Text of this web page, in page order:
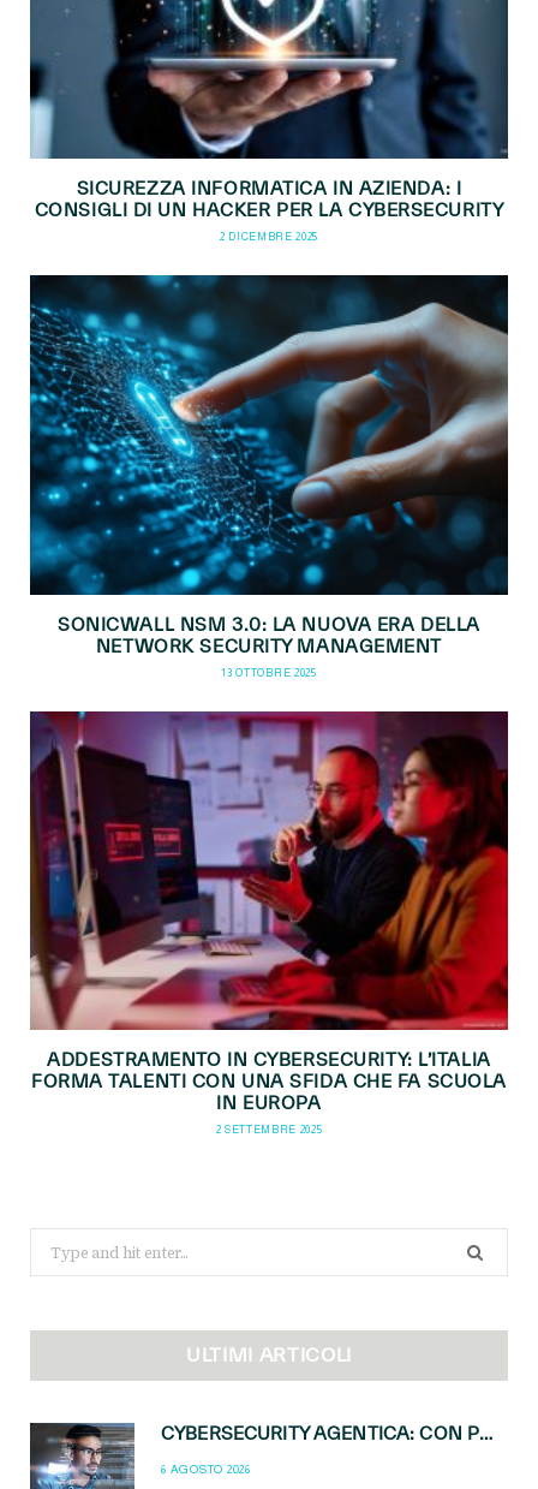
SICUREZZA INFORMATICA IN AZIENDA: I
CONSIGLI DI UN HACKER PER LA CYBERSECURITY
2 DICEMBRE 2025
SONICWALL NSM 3.0: LA NUOVA ERA DELLA
NETWORK SECURITY MANAGEMENT
13 OTTOBRE 2025
ADDESTRAMENTO IN CYBERSECURITY: L’ITALIA
FORMA TALENTI CON UNA SFIDA CHE FA SCUOLA
IN EUROPA
2 SETTEMBRE 2025
for:
ULTIMI ARTICOLI
CYBERSECURITY AGENTICA: CON PERCEPTION E MAI-CYBER-1-FLASH MICROSOFT APRE NUOVI SERVIZI PER IL CANALE
6 AGOSTO 2026